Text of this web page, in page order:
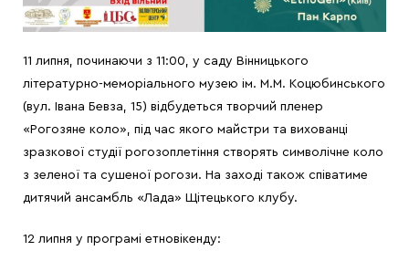
11 липня, починаючи з 11:00, у саду Вінницького
літературно-меморіального музею ім. М.М. Коцюбинського
(вул. Івана Бевза, 15) відбудеться творчий пленер
«Рогозяне коло», під час якого майстри та вихованці
зразкової студії рогозоплетіння створять символічне коло
з зеленої та сушеної рогози. На заході також співатиме
дитячий ансамбль «Лада» Щітецького клубу.
12 липня у програмі етновікенду: